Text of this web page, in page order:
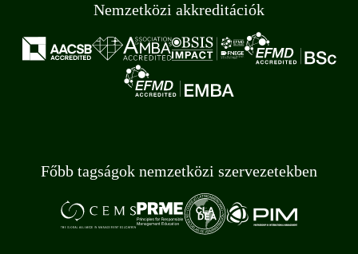
Nemzetközi akkreditációk
Főbb tagságok nemzetközi szervezetekben